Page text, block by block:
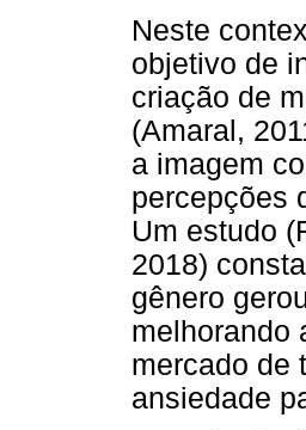
Neste
objetivo de
criação de
(Amaral,
a imagem
percepções
Um estudo
2018)
gênero
melhorando
mercado de
ansiedade